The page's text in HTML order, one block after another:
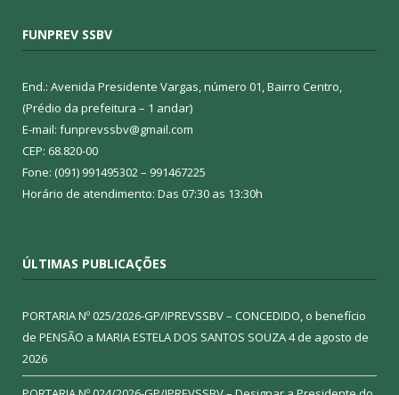
FUNPREV SSBV
End.: Avenida Presidente Vargas, número 01, Bairro Centro,
(Prédio da prefeitura – 1 andar)
E-mail: funprevssbv@gmail.com
CEP: 68.820-00
Fone: (091) 991495302 – 991467225
Horário de atendimento: Das 07:30 as 13:30h
ÚLTIMAS PUBLICAÇÕES
PORTARIA Nº 025/2026-GP/IPREVSSBV – CONCEDIDO, o benefício
de PENSÃO a MARIA ESTELA DOS SANTOS SOUZA4 de agosto de
2026